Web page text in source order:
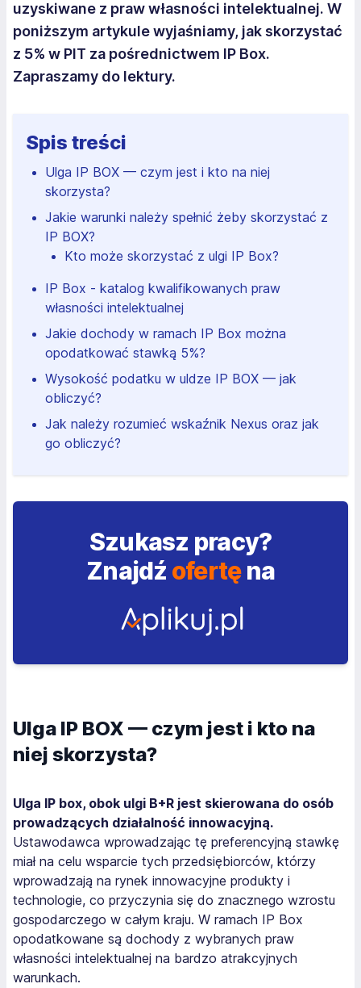
uzyskiwane z praw własności intelektualnej. W
poniższym artykule wyjaśniamy, jak skorzystać
z 5% w PIT za pośrednictwem IP Box.
Zapraszamy do lektury.
Spis treści
Ulga IP BOX — czym jest i kto na niej
skorzysta?
Jakie warunki należy spełnić żeby skorzystać z
IP BOX?
Kto może skorzystać z ulgi IP Box?
IP Box - katalog kwalifikowanych praw
własności intelektualnej
Jakie dochody w ramach IP Box można
opodatkować stawką 5%?
Wysokość podatku w uldze IP BOX — jak
obliczyć?
Jak należy rozumieć wskaźnik Nexus oraz jak
go obliczyć?
Szukasz pracy?
Znajdź ofertęna
Ulga IP BOX — czym jest i kto na
niej skorzysta?
Ulga IP box, obok ulgi B+R jest skierowana do osób
prowadzących działalność innowacyjną.
Ustawodawca wprowadzając tę preferencyjną stawkę
miał na celu wsparcie tych przedsiębiorców, którzy
wprowadzają na rynek innowacyjne produkty i
technologie, co przyczynia się do znacznego wzrostu
gospodarczego w całym kraju. W ramach IP Box
opodatkowane są dochody z wybranych praw
własności intelektualnej na bardzo atrakcyjnych
warunkach.